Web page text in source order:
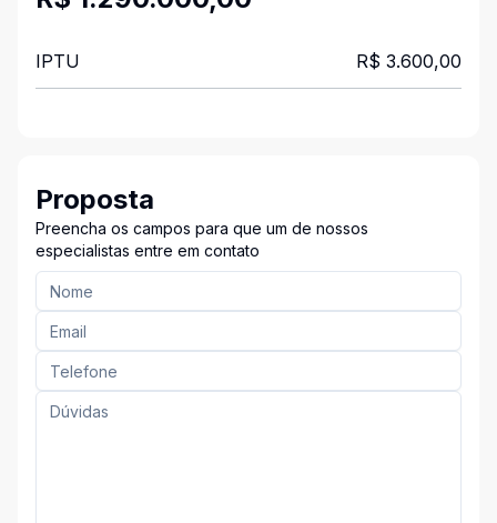
IPTU R$ 3.600,00
Proposta
Preencha os campos para que um de nossos
especialistas entre em contato